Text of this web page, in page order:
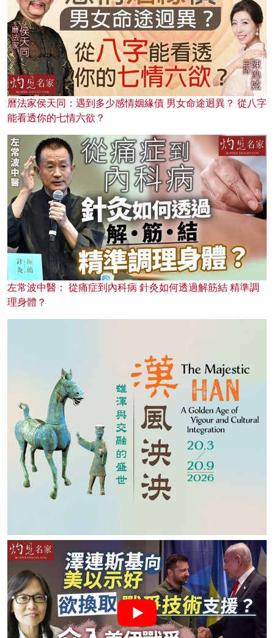
曆法家侯天同：遇到多少感情姻緣債 男女命途迥異？ 從八字
能看透你的七情六欲？
左常波中醫： 從痛症到內科病 針灸如何透過解筋結 精準調
理身體？